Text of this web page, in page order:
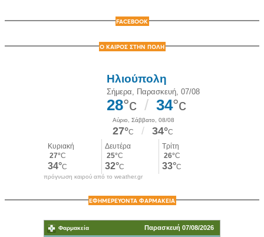
FACEBOOK
Ο ΚΑΙΡΟΣ ΣΤΗΝ ΠΟΛΗ
πρόγνωση καιρού από το weather.gr
ΕΦΗΜΕΡΕΥΟΝΤΑ ΦΑΡΜΑΚΕΙΑ